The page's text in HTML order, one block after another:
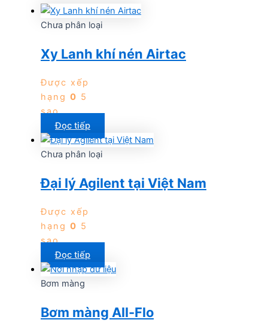
Chưa phân loại
Xy Lanh khí nén Airtac
Được xếp
hạng 0 5
sao
Đọc tiếp
Chưa phân loại
Đại lý Agilent tại Việt Nam
Được xếp
hạng 0 5
sao
Đọc tiếp
Bơm màng
Bơm màng All-Flo